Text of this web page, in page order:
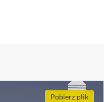
Pobierz plik